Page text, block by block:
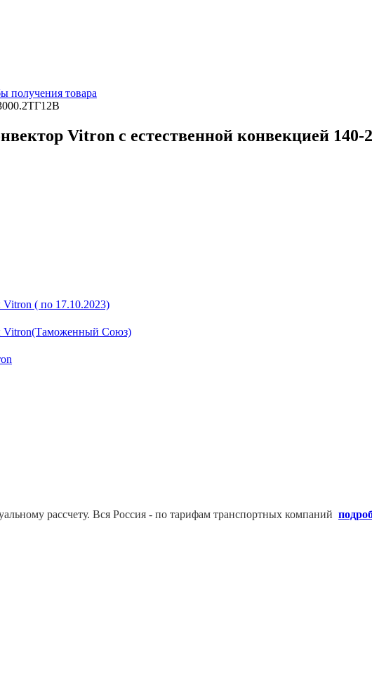
получения товара
Vitron с естественной конвекцией
Vitron ( по 17.10.2023)
Vitron(Таможенный Союз)
рассчету. Вся Россия - по тарифам транспортных компаний